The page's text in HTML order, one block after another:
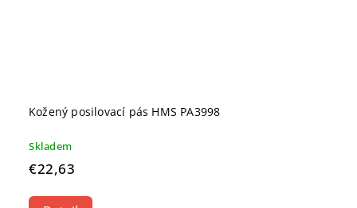
Kožený posilovací pás HMS PA3998
Skladem
€22,63